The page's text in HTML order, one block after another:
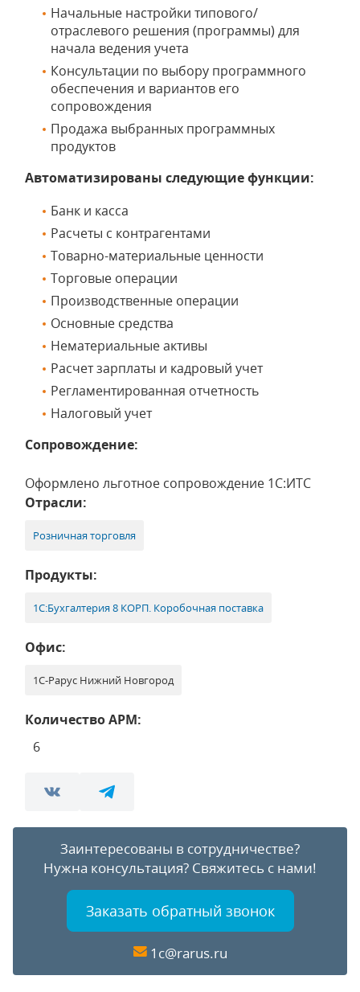
Начальные настройки типового/
отраслевого решения (программы) для
начала ведения учета
Консультации по выбору программного
обеспечения и вариантов его
сопровождения
Продажа выбранных программных
продуктов
Автоматизированы следующие функции:
Банк и касса
Расчеты с контрагентами
Товарно-материальные ценности
Торговые операции
Производственные операции
Основные средства
Нематериальные активы
Расчет зарплаты и кадровый учет
Регламентированная отчетность
Налоговый учет
Сопровождение:
Оформлено льготное сопровождение 1С:ИТС
Отрасли:
Розничная торговля
Продукты:
1С:Бухгалтерия 8 КОРП. Коробочная поставка
Офис:
1С-Рарус Нижний Новгород
Количество АРМ:
6
Заинтересованы в сотрудничестве?
Нужна консультация? Свяжитесь с нами!
Заказать обратный звонок
1c@rarus.ru